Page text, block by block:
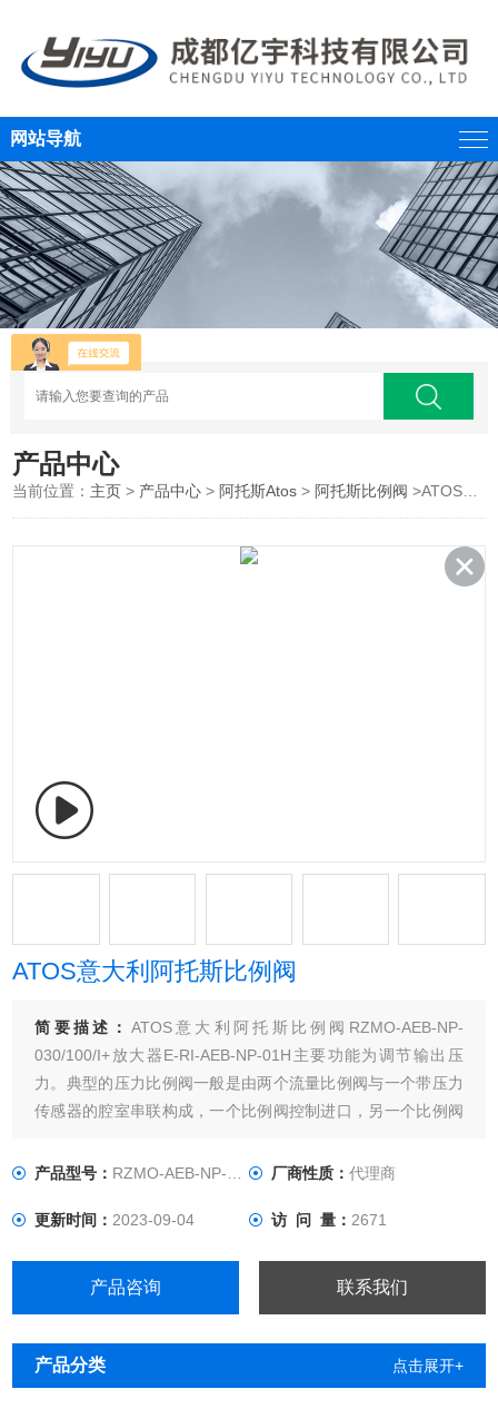
网站导航
产品中心
当前位置： 主页 > 产品中心 > 阿托斯Atos > 阿托斯比例阀 >ATOS意大利阿托斯比例阀
ATOS意大利阿托斯比例阀
简要描述： ATOS意大利阿托斯比例阀RZMO-AEB-NP-
030/100/I+放大器E-RI-AEB-NP-01H主要功能为调节输出压
力。典型的压力比例阀一般是由两个流量比例阀与一个带压力
传感器的腔室串联构成，一个比例阀控制进口，另一个比例阀
产品型号： RZMO-AEB-NP-030/100/I 厂商性质： 代理商
更新时间：2023-09-04 访 问 量： 2671
产品咨询 联系我们
产品分类 点击展开+